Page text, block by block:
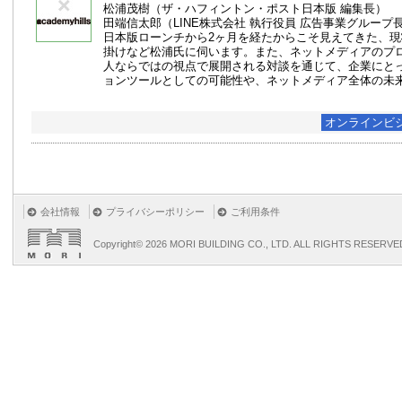
松浦茂樹（ザ・ハフィントン・ポスト日本版 編集長）
田端信太郎（LINE株式会社 執行役員 広告事業グループ
日本版ローンチから2ヶ月を経たからこそ見えてきた、
掛けなど松浦氏に伺います。また、ネットメディアのプ
人ならではの視点で展開される対談を通じて、企業にと
ョンツールとしての可能性や、ネットメディア全体の未
オンラインビ
会社情報 プライバシーポリシー ご利用条件
Copyright© 2026 MORI BUILDING CO., LTD. ALL RIGHTS